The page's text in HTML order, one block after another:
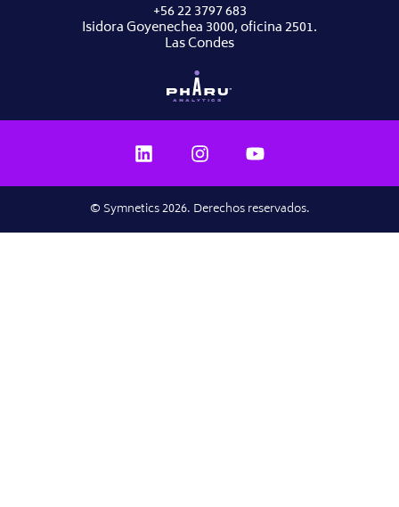
+56 22 3797 683
Isidora Goyenechea 3000, oficina 2501.
Las Condes
© Symnetics 2026. Derechos reservados.